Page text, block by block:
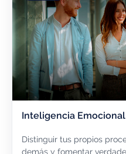
Inteligencia Emocional
Distinguir tus propios
demás y fomentar